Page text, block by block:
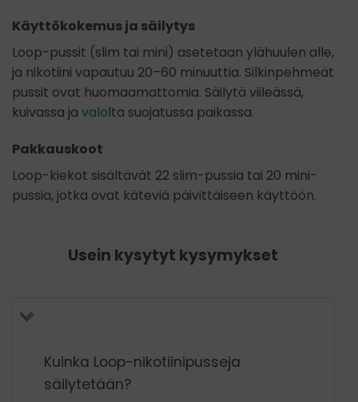
Käyttökokemus ja säilytys
Loop-pussit (slim tai mini) asetetaan ylähuulen alle,
ja nikotiini vapautuu 20–60 minuuttia. Silkinpehmeät
pussit ovat huomaamattomia. Säilytä viileässä,
kuivassa ja valolta suojatussa paikassa.
Pakkauskoot
Loop-kiekot sisältävät 22 slim-pussia tai 20 mini-
pussia, jotka ovat käteviä päivittäiseen käyttöön.
Usein kysytyt kysymykset
Kuinka Loop-nikotiinipusseja
säilytetään?